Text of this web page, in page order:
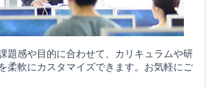
題感や目的に合わせて、カリキュラムや研
柔軟にカスタマイズできます。お気軽にご